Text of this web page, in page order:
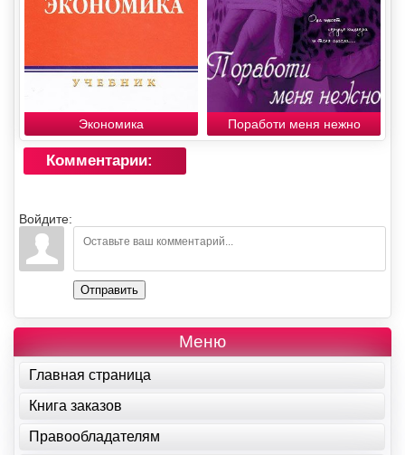
Экономика Поработи меня нежно
Комментарии:
Войдите:
Отправить
Меню
Главная страница
Книга заказов
Правообладателям